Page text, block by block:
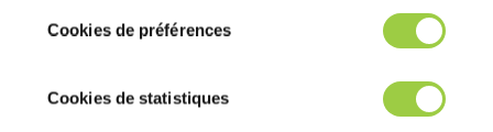
tout moment vos choix dans l'onglet Gérer
les cookies.​ ​ ​
Cookies de préférences
Cookies de statistiques
这不是
虽然完全符合安全和环保法规，但该产品不符合我们的严格标
准，不能被标为 Greenway 产品。